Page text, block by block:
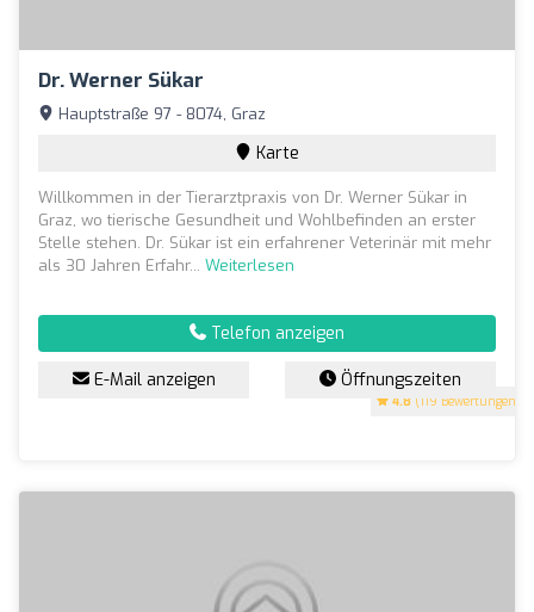
Dr. Werner Sükar
4.8 (119 Bewertungen)
Hauptstraße 97 - 8074, Graz
Karte
Willkommen in der Tierarztpraxis von Dr. Werner Sükar in
Graz, wo tierische Gesundheit und Wohlbefinden an erster
Stelle stehen. Dr. Sükar ist ein erfahrener Veterinär mit mehr
als 30 Jahren Erfahr... Weiterlesen
Telefon anzeigen
E-Mail anzeigen Öffnungszeiten